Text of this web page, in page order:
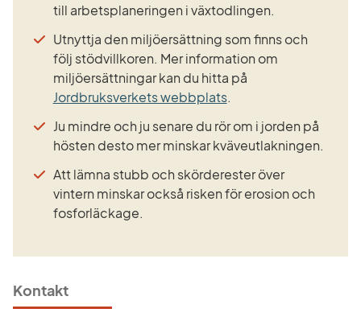
till arbetsplaneringen i växtodlingen.
Utnyttja den miljöersättning som finns och
följ stödvillkoren. Mer information om
Jordbruksverkets webbplatsLänk till annan
.
Ju mindre och ju senare du rör om i jorden på
hösten desto mer minskar kväveutlakningen.
Att lämna stubb och skörderester över
vintern minskar också risken för erosion och
fosforläckage.
Kontakt